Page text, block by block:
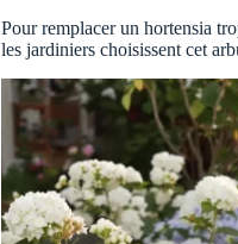
Pour remplacer un hortensia
les jardiniers choisissent cet